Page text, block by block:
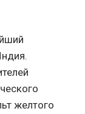
желтого